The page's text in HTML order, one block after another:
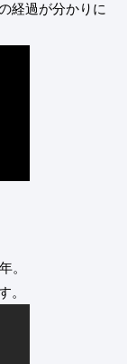
経過が分かりに
。
。